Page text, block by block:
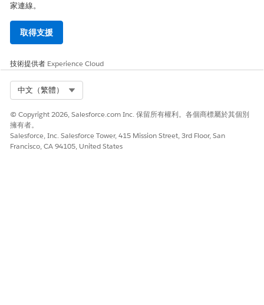
家連線。
取得支援
技術提供者 Experience Cloud
中文（繁體）
© Copyright 2026, Salesforce.com Inc. 保留所有權利。各個商標屬於其個別
擁有者。
Salesforce, Inc. Salesforce Tower, 415 Mission Street, 3rd Floor, San
Francisco, CA 94105, United States